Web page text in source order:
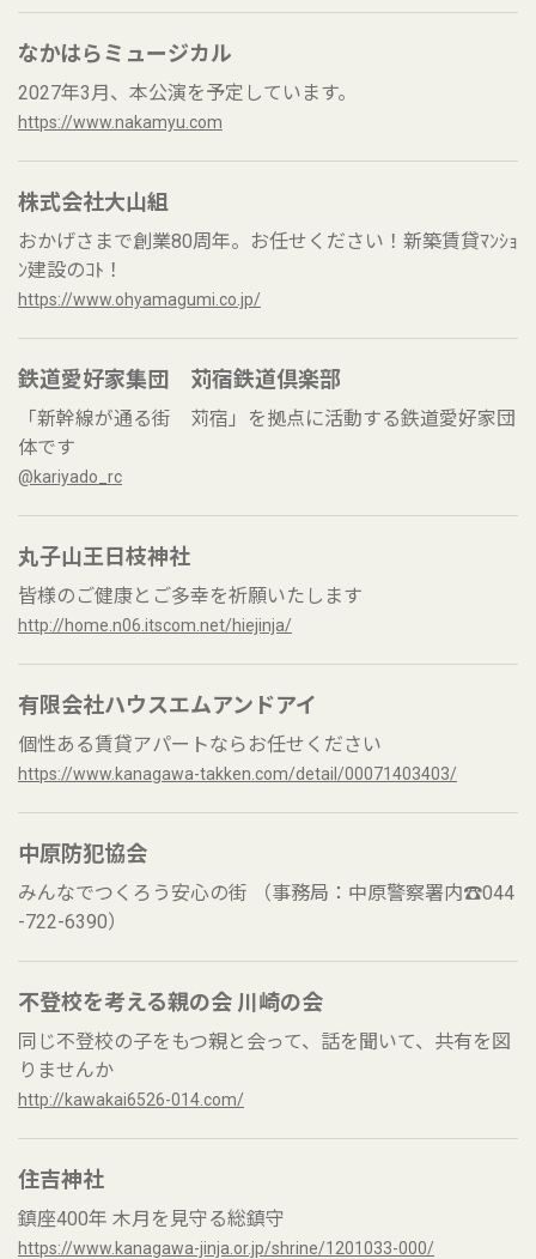
なかはらミュージカル
2027年3月、本公演を予定しています。
https://www.nakamyu.com
株式会社大山組
おかげさまで創業80周年。お任せください！新築賃貸ﾏﾝｼｮ
ﾝ建設のｺﾄ！
https://www.ohyamagumi.co.jp/
鉄道愛好家集団 苅宿鉄道倶楽部
「新幹線が通る街 苅宿」を拠点に活動する鉄道愛好家団
体です
@kariyado_rc
丸子山王日枝神社
皆様のご健康とご多幸を祈願いたします
http://home.n06.itscom.net/hiejinja/
有限会社ハウスエムアンドアイ
個性ある賃貸アパートならお任せください
https://www.kanagawa-takken.com/detail/00071403403/
中原防犯協会
みんなでつくろう安心の街 （事務局：中原警察署内☎044
-722-6390）
不登校を考える親の会 川崎の会
同じ不登校の子をもつ親と会って、話を聞いて、共有を図
りませんか
http://kawakai6526-014.com/
住吉神社
鎮座400年 木月を見守る総鎮守
https://www.kanagawa-jinja.or.jp/shrine/1201033-000/